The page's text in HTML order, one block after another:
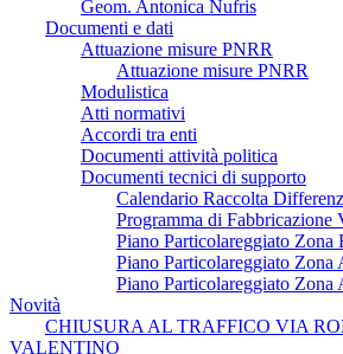
Geom. Antonica Nufris
Documenti e dati
Attuazione misure PNRR
Attuazione misure PNRR
Modulistica
Atti normativi
Accordi tra enti
Documenti attività politica
Documenti tecnici di supporto
Calendario Raccolta
Programma di Fabbricazione
Piano Particolareggiato Zona
Piano Particolareggiato Zona
Piano Particolareggiato Zona
Novità
CHIUSURA AL TRAFFICO VIA
VALENTINO